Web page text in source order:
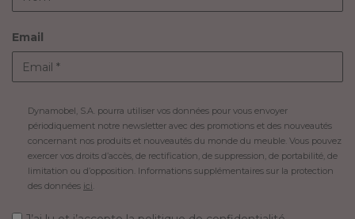
Email
Dynamobel, S.A. pourra utiliser vos données pour vous envoyer
périodiquement notre newsletter avec des promotions et des nouveautés
concernant nos produits et nouveautés du monde du meuble. Vous pouvez
exercer vos droits d’accès, de rectification, de suppression, de portabilité, de
limitation ou d’opposition. Informations supplémentaires sur la protection
des données ici